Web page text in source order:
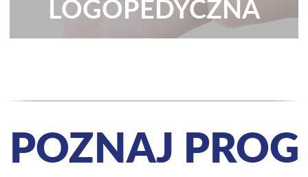
LOGOPEDYCZNA
POZNAJ PROG